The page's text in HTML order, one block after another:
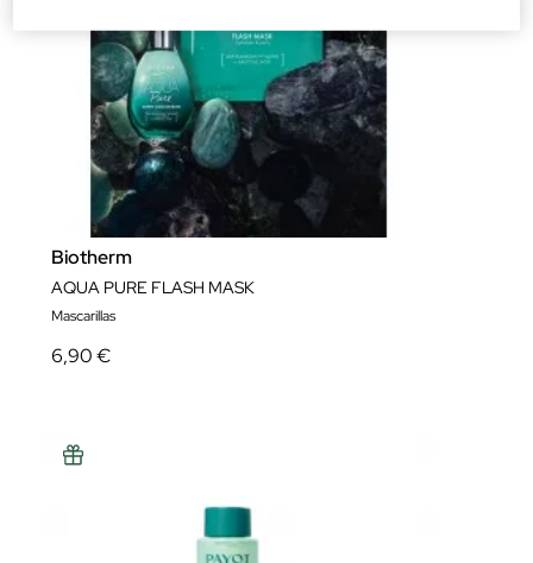
Biotherm
AQUA PURE FLASH MASK
Mascarillas
6,90 €